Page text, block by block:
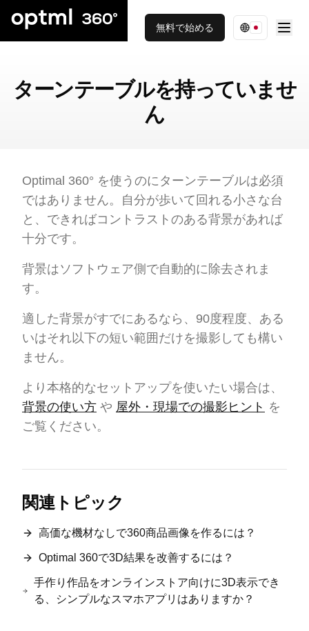
無料で始める
ターンテーブルを持っていませ
ん
Optimal 360° を使うのにターンテーブルは必須
ではありません。自分が歩いて回れる小さな台
と、できればコントラストのある背景があれば
十分です。
背景はソフトウェア側で自動的に除去されま
す。
適した背景がすでにあるなら、90度程度、ある
いはそれ以下の短い範囲だけを撮影しても構い
ません。
より本格的なセットアップを使いたい場合は、
背景の使い方 や 屋外・現場での撮影ヒント を
ご覧ください。
関連トピック
高価な機材なしで360商品画像を作るには？
Optimal 360で3D結果を改善するには？
手作り作品をオンラインストア向けに3D表示でき
る、シンプルなスマホアプリはありますか？